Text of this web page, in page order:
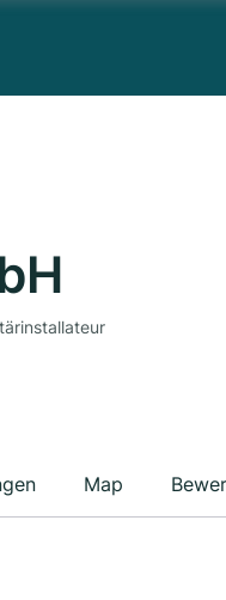
Map